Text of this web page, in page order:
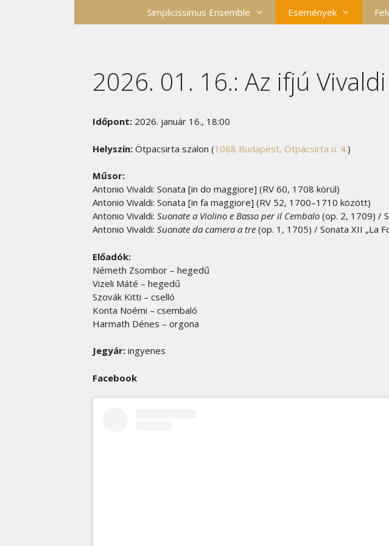
Simplicissimus Ensemble Események
2026. 01. 16.: Az ifjú
Időpont: 2026. január 16., 18:00
Helyszín: Ötpacsirta szalon (1088 Budapest, Ötpacsirta u. 4.)
Műsor:
Antonio Vivaldi: Sonata [in do maggiore] (RV 60, 1708 körül)
Antonio Vivaldi: Sonata [in fa maggiore] (RV 52, 1700–1710 között)
Antonio Vivaldi: Suonate a Violino e Basso per il Cembalo (op. 2, 1709) /
Antonio Vivaldi: Suonate da camera a tre (op. 1, 1705) / Sonata XII „La
Előadók:
Németh Zsombor – hegedű
Vizeli Máté – hegedű
Szovák Kitti – cselló
Konta Noémi – csembaló
Harmath Dénes – orgona
Jegyár: ingyenes
Facebook